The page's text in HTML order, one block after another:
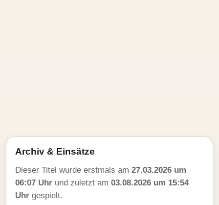
Archiv & Einsätze
Dieser Titel wurde erstmals am 27.03.2026 um
06:07 Uhr und zuletzt am 03.08.2026 um 15:54
Uhr gespielt.